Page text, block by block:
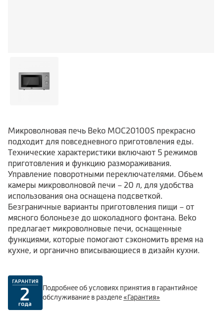
Микроволновая печь Beko MOC20100S прекрасно
подходит для повседневного приготовления еды.
Технические характеристики включают 5 режимов
приготовления и функцию размораживания.
Управление поворотными переключателями. Объем
камеры микроволновой печи – 20 л, для удобства
использования она оснащена подсветкой.
Безграничные варианты приготовления пищи – от
мясного болоньезе до шоколадного фонтана. Beko
предлагает микроволновые печи, оснащенные
функциями, которые помогают сэкономить время на
кухне, и органично вписывающиеся в дизайн кухни.
Подробнее об условиях принятия в гарантийное
обслуживание в разделе«Гарантия»